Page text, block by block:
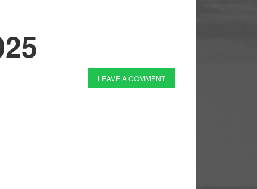
LEAVE A COMMENT